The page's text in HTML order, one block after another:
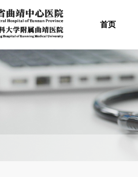
首页